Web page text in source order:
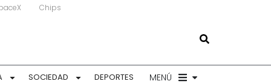
Chips
SOCIEDAD DEPORTES MENÚ